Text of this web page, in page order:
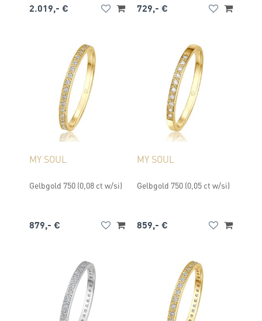
2.019,- € 729,- €
MY SOUL
Gelbgold 750 (0,08 ct w/si)
879,- €
MY SOUL
Gelbgold 750 (0,05 ct w/si)
859,- €